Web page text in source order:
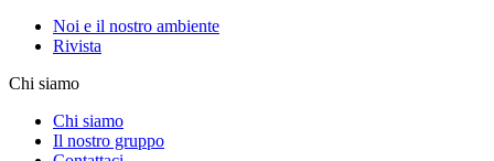
Noi e il nostro ambiente
Rivista
Chi siamo
Chi siamo
Il nostro gruppo